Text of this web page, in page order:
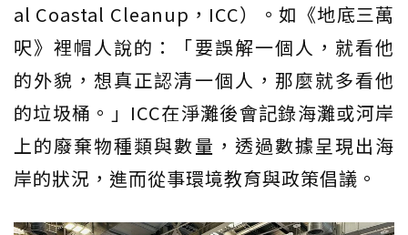
al Coastal Cleanup，ICC）。如《地底三萬
呎》裡帽人說的：「要誤解一個人，就看他
的外貌，想真正認清一個人，那麼就多看他
的垃圾桶。」ICC在淨灘後會記錄海灘或河岸
上的廢棄物種類與數量，透過數據呈現出海
岸的狀況，進而從事環境教育與政策倡議。